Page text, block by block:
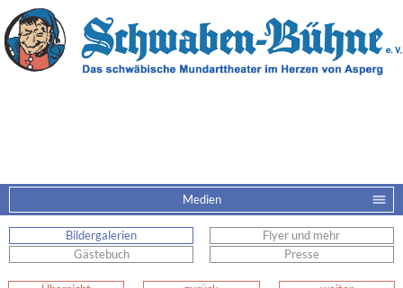
Medien
Bildergalerien
Flyer und mehr
Gästebuch
Presse